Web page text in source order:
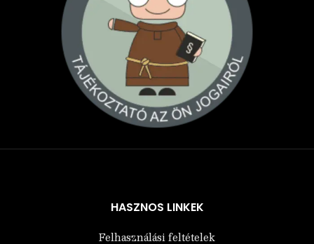
HASZNOS LINKEK
Felhasználási feltételek